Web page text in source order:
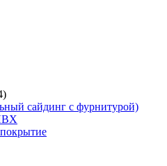
сайдинг с фурнитурой)